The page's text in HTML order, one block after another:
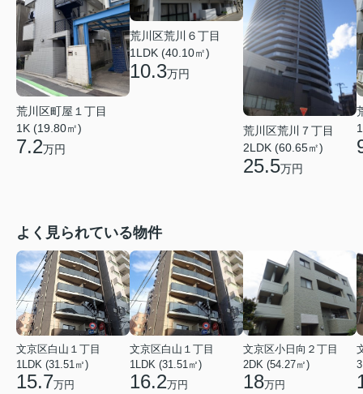
荒川区町屋１丁目
1K (19.80㎡)
7.2万円
荒川区荒川６丁目
1LDK (40.10㎡)
10.3万円
荒川区荒川７丁目
2LDK (60.65㎡)
25.5万円
よく見られている物件
文京区白山１丁目
1LDK (31.51㎡)
15.7万円
文京区白山１丁目
1LDK (31.51㎡)
16.2万円
文京区小日向２丁目
2DK (54.27㎡)
18万円